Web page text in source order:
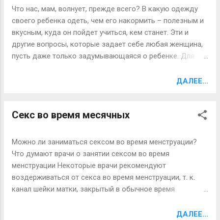
также уважительно относилась и к своим детям. Если
ребенок совершил неправильный поступок, не надо его
воспитывать в присутствии посторонних людей. Это
показывает неуважение к ребенку. Хороший родитель
знает, как воспитать ребенка. К ребенку надо
ним, дайте понять ему, что Вы уважаете его и считаете,
Что нас, мам, волнует, прежде всего? В какую одежду
своего ребенка одеть, чем его накормить – полезным и
вкусным, куда он пойдет учиться, кем станет. Эти и
другие вопросы, которые задает себе любая женщина,
пусть даже только задумывающаяся о ребенке. Для
собственные доводы, подкрепленные массой научных
сообществ, так или иначе, играют свою роль. А уж
какие игрушки выбрать с этой целью, какие игры
помогают детскому развитию, в какие развивающие
игры играть с чудом, которое пока еще только лежит в
колыбели – способен свести с ума. Ведь сейчас принято
считать, что для развития детей усилия надо прилагать
«Развитие малыша начинается с момента его зачатия.
ДАЛЕЕ...
Секс во время месячных
Можно ли заниматься сексом во время менструации?
Что думают врачи о занятии сексом во время
менструации Некоторые врачи рекомендуют
воздерживаться от секса во время менструации, т. к.
канал шейки матки, закрытый в обычное время
защищен, и в полость матки могут попасть возбудители
ДАЛЕЕ...